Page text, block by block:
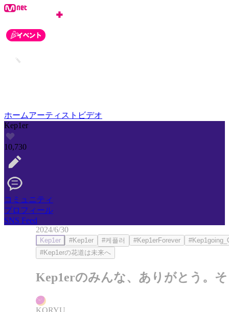
ホームアーティスト ビデオ
Kep1er
10,730
コミュニティ
プロフィール
SNS Feed
2024/6/30
Kep1er #Kep1er #케플러 #Kep1erForever
#Kep1erの花道は未来へ
Kep1erのみんな、ありがとう。
て、これからもよろしく。
KORYU